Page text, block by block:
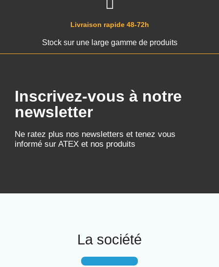
Livraison rapide 48-72h
Stock sur une large gamme de produits
Inscrivez-vous à notre
newsletter
Ne ratez plus nos newsletters et tenez vous
informé sur ATEX et nos produits
La société